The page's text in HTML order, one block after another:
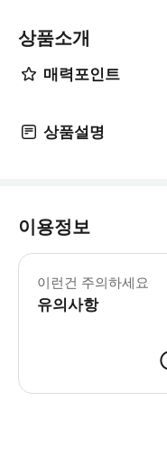
상품소개
매력포인트
상품설명
이용정보
이런건 주의하세요
유의사항